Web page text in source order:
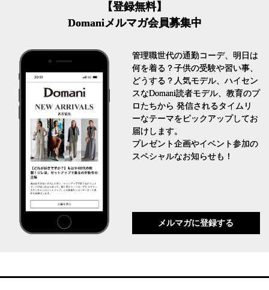
【登録無料】
Domaniメルマガ会員募集中
管理職世代の通勤コーデ、明日は
何を着る？子供の受験や習い事、
どうする？人気モデル、ハイセン
スなDomani読者モデル、教育のプ
ロたちから 発信されるタイムリ
ーなテーマをピックアップしてお
届けします。
プレゼント企画やイベント参加の
スペシャルなお知らせも！
メルマガに登録する